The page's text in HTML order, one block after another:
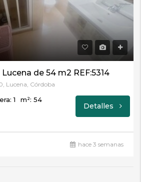
de 54 m2 REF:5314
Lucena, Córdoba
1
m²: 54
Detalles
hace 3 semanas